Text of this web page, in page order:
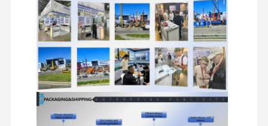
Pompa wtryskowa
Zestaw turbosprężarki
Pozostałe części silników
Elektroniczny system sterowania
elementy elektryczne silnika